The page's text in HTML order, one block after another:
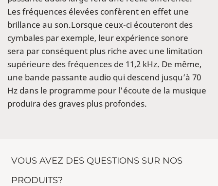
Les fréquences élevées confèrent en effet une
brillance au son.Lorsque ceux-ci écouteront des
cymbales par exemple, leur expérience sonore
sera par conséquent plus riche avec une limitation
supérieure des fréquences de 11,2 kHz. De même,
une bande passante audio qui descend jusqu’à 70
Hz dans le programme pour l'écoute de la musique
produira des graves plus profondes.
VOUS AVEZ DES QUESTIONS SUR NOS
PRODUITS?